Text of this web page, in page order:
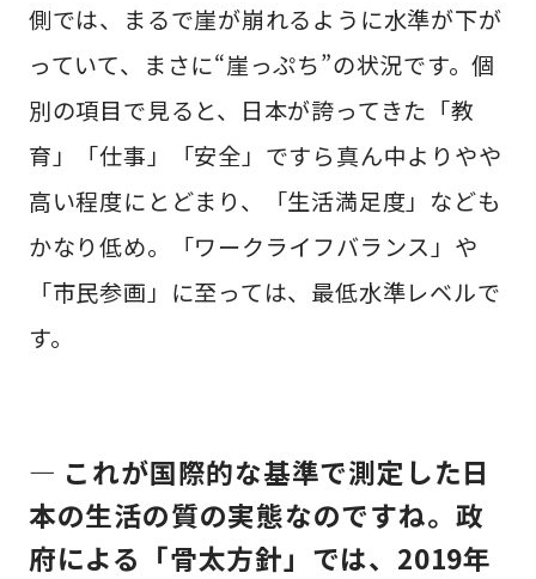
側では、まるで崖が崩れるように水準が下が
っていて、まさに“崖っぷち”の状況です。個
別の項目で見ると、日本が誇ってきた「教
育」「仕事」「安全」ですら真ん中よりやや
高い程度にとどまり、「生活満足度」なども
かなり低め。「ワークライフバランス」や
「市民参画」に至っては、最低水準レベルで
す。
— これが国際的な基準で測定した日
本の生活の質の実態なのですね。政
府による「骨太方針」では、2019年